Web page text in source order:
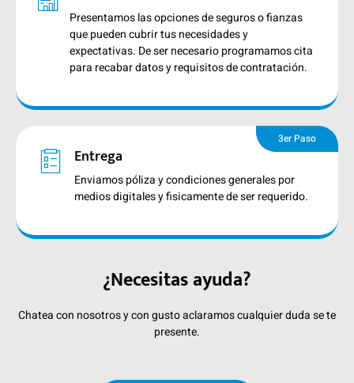
Presentamos las opciones de seguros o fianzas
que pueden cubrir tus necesidades y
expectativas. De ser necesario programamos cita
para recabar datos y requisitos de contratación.
Entrega
Enviamos póliza y condiciones generales por
medios digitales y fisicamente de ser requerido.
3er Paso
¿Necesitas ayuda?
Chatea con nosotros y con gusto aclaramos cualquier duda se te
presente.